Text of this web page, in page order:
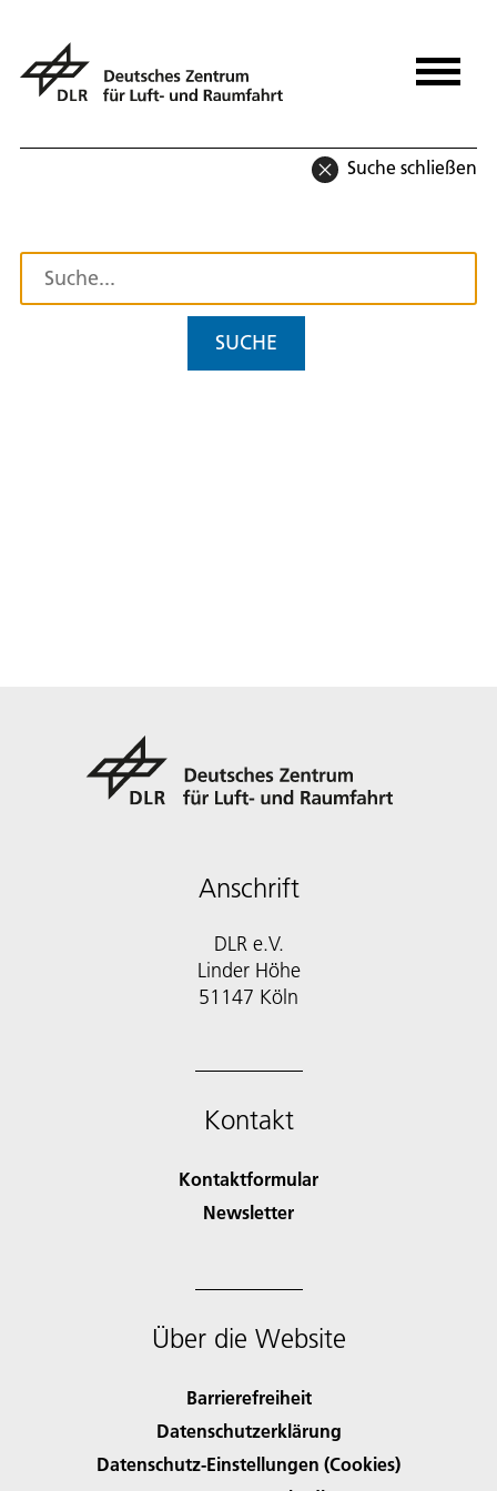
Suche schließen
SUCHE
Anschrift
DLR e.V.
Linder Höhe
51147 Köln
Kontakt
Kontaktformular
Newsletter
Über die Website
Barrierefreiheit
Datenschutzerklärung
Datenschutz-Einstellungen (Cookies)